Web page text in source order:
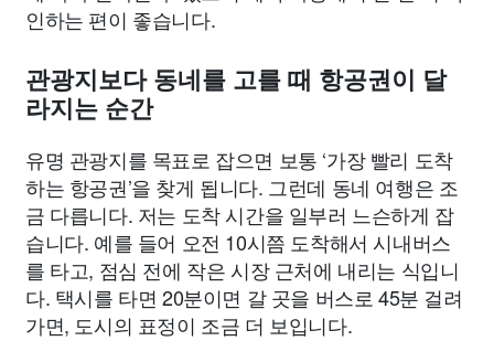
인하는 편이 좋습니다.
관광지보다 동네를 고를 때 항공권이 달
라지는 순간
유명 관광지를 목표로 잡으면 보통 ‘가장 빨리 도착
하는 항공권’을 찾게 됩니다. 그런데 동네 여행은 조
금 다릅니다. 저는 도착 시간을 일부러 느슨하게 잡
습니다. 예를 들어 오전 10시쯤 도착해서 시내버스
를 타고, 점심 전에 작은 시장 근처에 내리는 식입니
다. 택시를 타면 20분이면 갈 곳을 버스로 45분 걸려
가면, 도시의 표정이 조금 더 보입니다.